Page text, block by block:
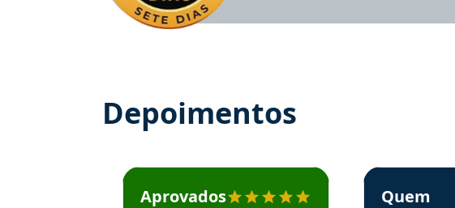
Depoimentos
Estudante José recomenda o Aprova Concursos em
Aprovados
Estudante
Quem